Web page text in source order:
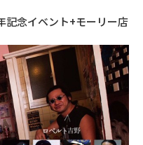
記念イベント+モーリー店